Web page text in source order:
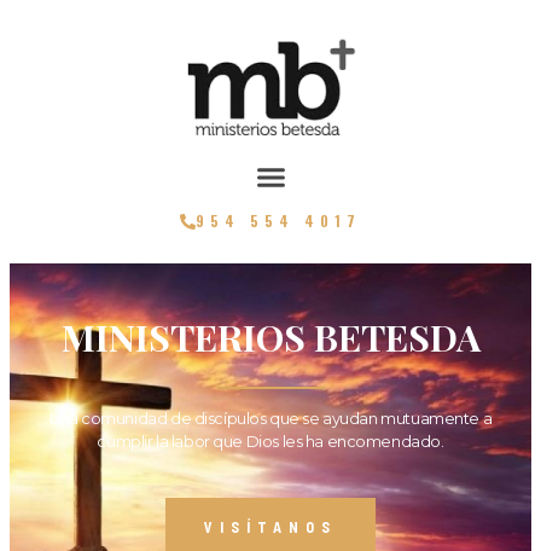
954 554 4017
MINISTERIOS BETESDA
Una comunidad de discípulos que se ayudan mutuamente a
cumplir la labor que Dios les ha encomendado.
VISÍTANOS